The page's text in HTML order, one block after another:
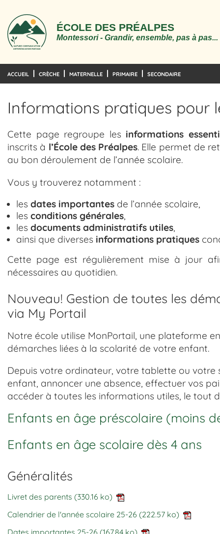
ÉCOLE DES PRÉALPES
Montessori - Grandir, ensemble, pas à pas...
ACCUEIL CRÈCHE MATERNELLE PRIMAIRE SECONDAIRE
Informations pratiques pour
Cette page regroupe les informations
inscrits à l’École des Préalpes. Elle permet de
au bon déroulement de l’année scolaire.
Vous y trouverez notamment :
les dates importantesde l’année scolaire,
les conditions générales,
les documents administratifs utiles,
ainsi que diverses informations pratiques
Cette page est régulièrement mise à jour
nécessaires au quotidien.
Nouveau! Gestion de toutes les
via My Portail
Notre école utilise MonPortail, une plateforme
démarches liées à la scolarité de votre enfant.
Depuis votre ordinateur, votre tablette ou
enfant, annoncer une absence, effectuer vos
accéder à toutes les informations utiles, le tout
Enfants en âge préscolaire (moins
Enfants en âge scolaire dès 4 ans
Généralités
Livret des parents (330.16 ko)
Calendrier de l'année scolaire 25-26 (222.57 ko)
Dates importantes 25-26 (167.84 ko)